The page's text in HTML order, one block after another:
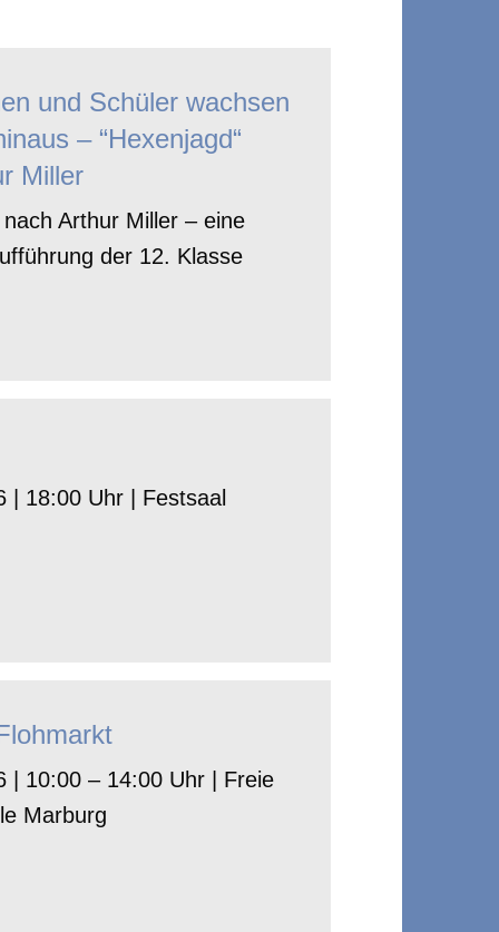
und Schüler wachsen
– “Hexenjagd“
Miller
nach Arthur Miller – eine
der 12. Klasse
| 18:00 Uhr | Festsaal
| 10:00 – 14:00 Uhr | Freie
Marburg